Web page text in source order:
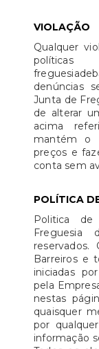
VIOLAÇÃO
Qualquer
denúncias
Junta de
de alterar
acima
mantém o
preços e
conta sem
POLÍTICA
Politica
Freguesia
Barreiros e
iniciadas
pela
nestas
quaisquer
por
informação